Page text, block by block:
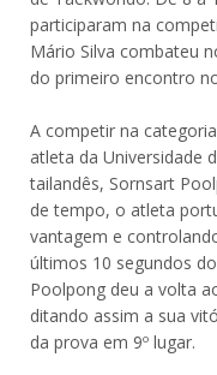
participaram na
Mário Silva combateu
do primeiro encontro
A competir na
atleta da Universidade
tailandês, Sornsart
de tempo, o atleta
vantagem e
últimos 10 segundos
Poolpong deu a volta
ditando assim a sua
da prova em 9º lugar.